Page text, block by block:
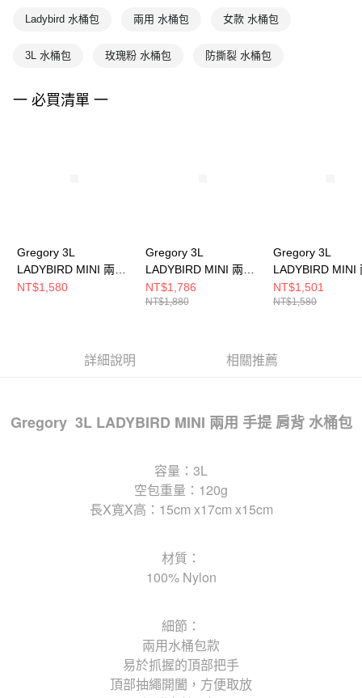
Ladybird 水桶包 兩用 水桶包 女款 水桶包
3L 水桶包 玫瑰粉 水桶包 防撕裂 水桶包
一 必買清單 一
Gregory 3L
LADYBIRD MINI 兩用
水桶包 時尚黑
NT$1,580
Gregory 3L
LADYBIRD MINI 兩用
水桶包 本白
NT$1,786
NT$1,880
Gregory 3L
LADYBIRD MINI
水桶包 沙色
NT$1,501
NT$1,580
詳細說明 相關推薦
Gregory 3L LADYBIRD MINI 兩用 手提 肩背 水桶包
容量：3L
空包重量：120g
長X寬X高：15cm x17cm x15cm
材質：
100% Nylon
細節：
兩用水桶包款
易於抓握的頂部把手
頂部抽繩開闔，方便取放